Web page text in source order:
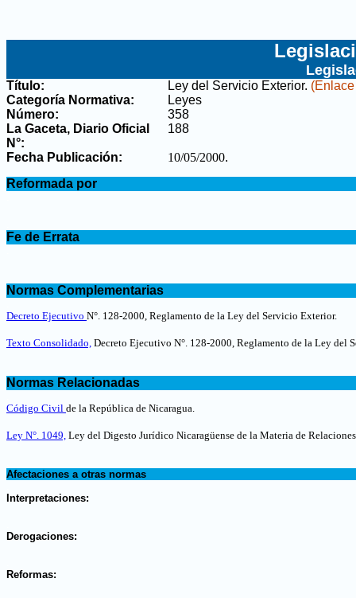
Título: Ley del Servicio Exterior.
Categoría Normativa:
Leyes
Número:
358
La Gaceta, Diario Oficial
N°:
188
Fecha Publicación: 10/05/2000.
Reformada por
Fe de Errata
Normas Complementarias
Decreto Ejecutivo N°. 128-2000, Reglamento de la Ley del Servicio Exterior.
Texto Consolidado, Decreto Ejecutivo N°. 128-2000, Reglamento de la Ley del
Normas Relacionadas
Código Civil de la República de Nicaragua.
Ley N°. 1049, Ley del Digesto Jurídico Nicaragüense de la Materia de
Afectaciones a otras normas
Interpretaciones:
Derogaciones:
Reformas: